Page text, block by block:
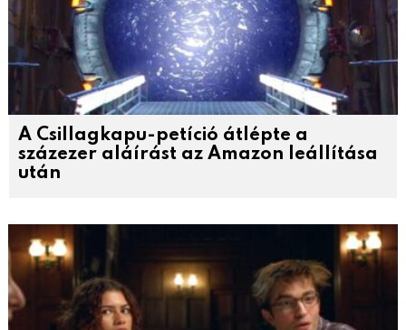
A Csillagkapu-petíció átlépte a
százezer aláírást az Amazon leállítása
után